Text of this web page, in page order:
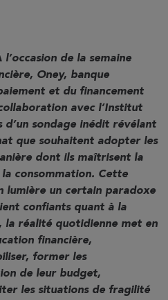
l’occasion de la semaine
Oney, banque
et du financement
avec l’Institut
d’un sondage inédit révélant
que souhaitent adopter les
dont ils maîtrisent la
consommation. Cette
lumière un certain paradoxe
confiants quant à la
la réalité quotidienne met en
financière,
former les
de leur budget,
les situations de fragilité